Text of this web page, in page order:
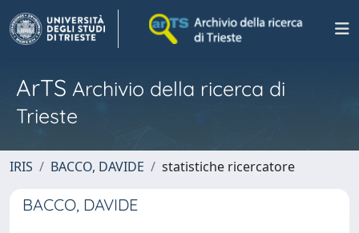
ArTS Archivio della ricerca di
Trieste
IRIS BACCO, DAVIDE statistiche ricercatore
BACCO, DAVIDE